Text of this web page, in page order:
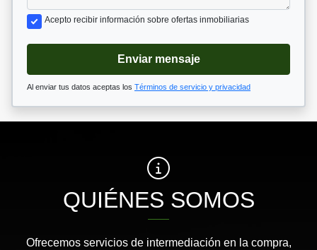
Acepto recibir información sobre ofertas inmobiliarias
Enviar mensaje
Al enviar tus datos aceptas los Términos de servicio y privacidad
QUIÉNES SOMOS
Ofrecemos servicios de intermediación en la compra,